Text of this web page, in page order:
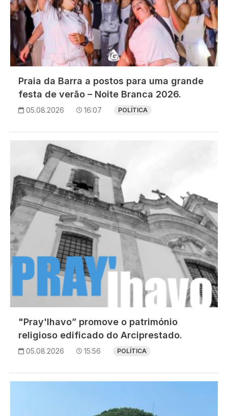
Praia da Barra a postos para uma grande
festa de verão – Noite Branca 2026.
05.08.2026 16:07 POLÍTICA
"Pray'lhavo” promove o património
religioso edificado do Arciprestado.
05.08.2026 15:56 POLÍTICA